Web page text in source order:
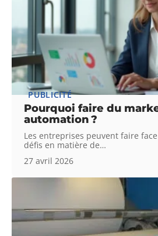
PUBLICITÉ
Pourquoi faire du
automation ?
Les entreprises peuvent faire
défis en matière de…
27 avril 2026